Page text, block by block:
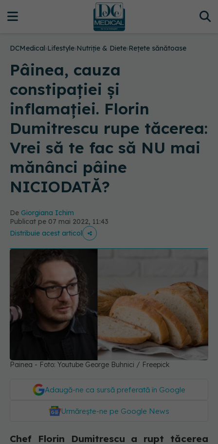
DCMedical›Lifestyle›Nutriție & Diete›Rețete sănătoase
Pâinea, cauza
constipației și
inflamației. Florin
Dumitrescu rupe tăcerea:
Vrei să te fac să NU mai
mănânci pâine
NICIODATĂ?
De Giorgiana Ichim
Publicat pe 07 mai 2022, 11:43
Distribuie acest articol
Painea - Foto: Youtube George Buhnici / Freepick
Adaugă-ne ca sursă preferată în Google
Urmărește-ne pe Google News
Chef Florin Dumitrescu a rupt tăcerea